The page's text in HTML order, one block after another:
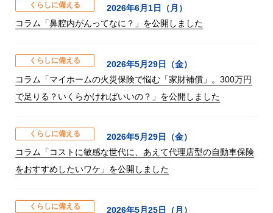
くらしに備える
2026年6月1日（月）
コラム「鼻腔内がんってなに？」を公開しました
くらしに備える
2026年5月29日（金）
コラム「マイホームの火災保険で悩む「家財補償」。300万円
で足りる？いくらかければいいの？」を公開しました
くらしに備える
2026年5月29日（金）
コラム「コストに敏感な世代に、あえて代理店型の自動車保険
をおすすめしたいワケ」を公開しました
くらしに備える 2026年5月25日（月）